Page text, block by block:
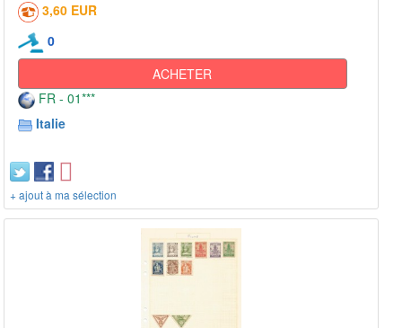
3,60 EUR
0
ACHETER
FR - 01***
Italie
+ ajout à ma sélection